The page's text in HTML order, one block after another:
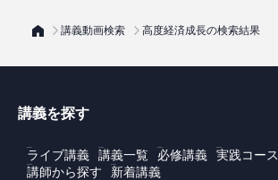
講義動画検索 高度経済成長の検索結果
講義を探す
ライブ講義 講義一覧 必修講義 実践コース
講師から探す
新着講義